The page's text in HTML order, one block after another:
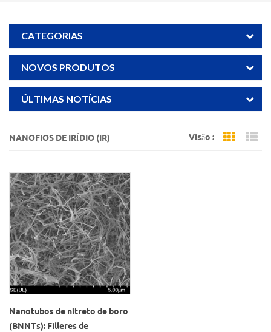
CATEGORIAS
NOVOS PRODUTOS
ÚLTIMAS NOTÍCIAS
NANOFIOS DE IRÍDIO (IR) Visão : Grid
Nanotubos de nitreto de boro
(BNNTs): Filleres de